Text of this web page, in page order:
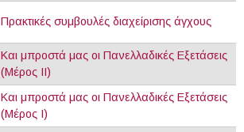
Πρακτικές συμβουλές διαχείρισης άγχους
Και μπροστά μας οι Πανελλαδικές Εξετάσεις
(Μέρος ΙΙ)
Και μπροστά μας οι Πανελλαδικές Εξετάσεις
(Μέρος Ι)